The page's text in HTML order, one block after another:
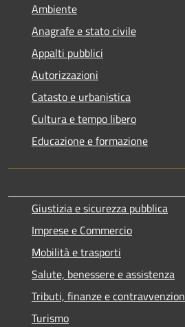
Ambiente
Anagrafe e stato civile
Appalti pubblici
Autorizzazioni
Catasto e urbanistica
Cultura e tempo libero
Educazione e formazione
Giustizia e sicurezza pubblica
Imprese e Commercio
Mobilità e trasporti
Salute, benessere e assistenza
Tributi, finanze e
Turismo